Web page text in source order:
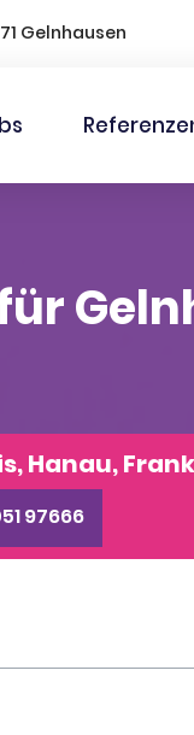
Gelnhausen
Hanau,
97666